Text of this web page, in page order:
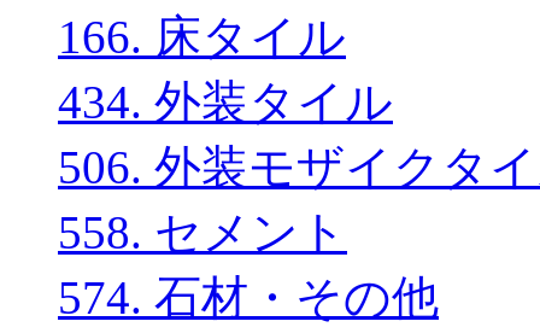
166. 床タイル
434. 外装タイル
506. 外装モザイクタ
558. セメント
574. 石材・その他